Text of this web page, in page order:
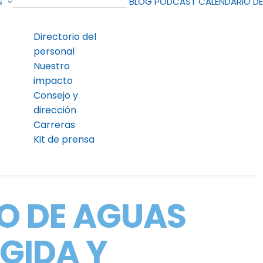
Directorio del
personal
Nuestro
impacto
Consejo y
dirección
Carreras
Kit de prensa
DE AGUAS
Y